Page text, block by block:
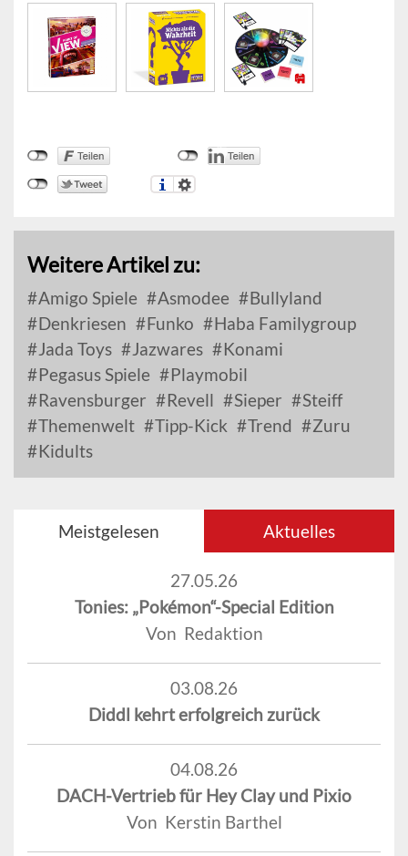
Weitere Artikel zu:
Amigo Spiele Asmodee
Bullyland
Denkriesen
Funko
Haba Familygroup
Jada Toys
Jazwares
Konami
Pegasus Spiele
Playmobil
Ravensburger
Revell Sieper
Steiff
Themenwelt
Tipp-Kick Trend
Zuru
Kidults
Meistgelesen Aktuelles
27.05.26
Tonies: „Pokémon“-Special Edition
Von Redaktion
03.08.26
Diddl kehrt erfolgreich zurück
04.08.26
DACH-Vertrieb für Hey Clay und Pixio
Von Kerstin Barthel